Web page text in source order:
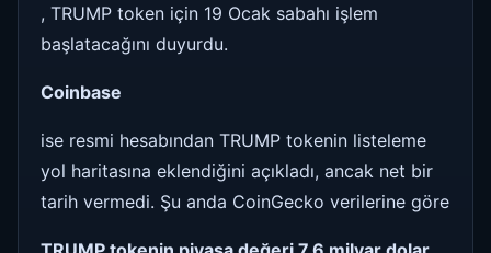
, TRUMP token için 19 Ocak sabahı işlem
başlatacağını duyurdu.
Coinbase
ise resmi hesabından TRUMP tokenin listeleme
yol haritasına eklendiğini açıkladı, ancak net bir
tarih vermedi. Şu anda CoinGecko verilerine göre